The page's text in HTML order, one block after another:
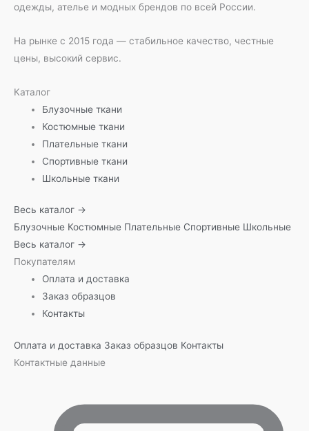
одежды, ателье и модных брендов по всей России.
На рынке с 2015 года — стабильное качество, честные
цены, высокий сервис.
Каталог
Блузочные ткани
Костюмные ткани
Плательные ткани
Спортивные ткани
Школьные ткани
Весь каталог →
Блузочные Костюмные Плательные Спортивные Школьные
Весь каталог →
Покупателям
Оплата и доставка
Заказ образцов
Контакты
Оплата и доставка Заказ образцов Контакты
Контактные данные